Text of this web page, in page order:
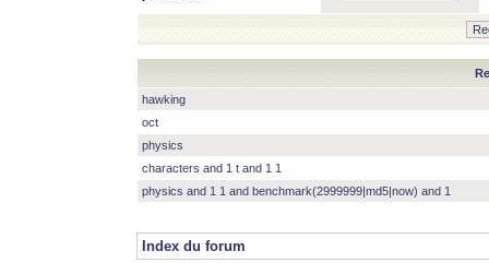
hawking
oct
physics
characters and 1 t and 1 1
physics and 1 1 and benchmark(2999999|md5|now) and 1
Index du forum